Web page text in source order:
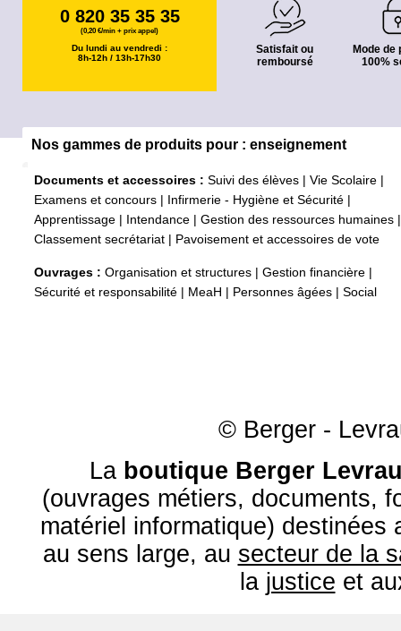
0 820 35 35 35
(0,20 €/min + prix appel)
Du lundi au vendredi :
8h-12h / 13h-17h30
Satisfait ou
remboursé
Mode de
100%
Nos gammes de produits pour : enseignement
Documents et accessoires : Suivi des élèves Vie Scolaire
Examens et concours
Infirmerie - Hygiène et Sécurité
Apprentissage
Intendance Gestion des ressources humaines
Classement secrétariat
Pavoisement et accessoires de vote
Ouvrages : Organisation et structures Gestion financière
Sécurité et responsabilité
MeaH Personnes âgées Social
© Berger -
La boutique Berger
(ouvrages métiers, documents,
matériel informatique) destinées
au sens large, au secteur de la
la justice et